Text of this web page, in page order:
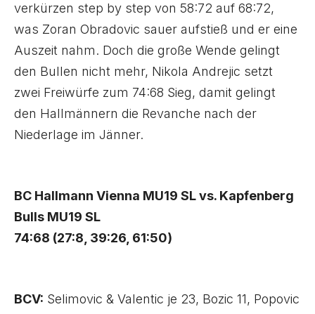
verkürzen step by step von 58:72 auf 68:72,
was Zoran Obradovic sauer aufstieß und er eine
Auszeit nahm. Doch die große Wende gelingt
den Bullen nicht mehr, Nikola Andrejic setzt
zwei Freiwürfe zum 74:68 Sieg, damit gelingt
den Hallmännern die Revanche nach der
Niederlage im Jänner.
BC Hallmann Vienna MU19 SL vs. Kapfenberg
Bulls MU19 SL
74:68 (27:8, 39:26, 61:50)
BCV: Selimovic & Valentic je 23, Bozic 11, Popovic